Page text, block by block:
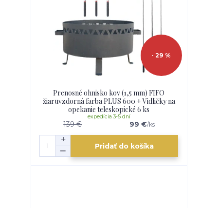
- 29 %
Prenosné ohnisko kov (1,5 mm) FIFO
žiaruvzdorná farba PLUS 600 + Vidličky na
opekanie teleskopické 6 ks
139 € 99 €/ks
expedícia 3-5 dní
Pridať do košíka